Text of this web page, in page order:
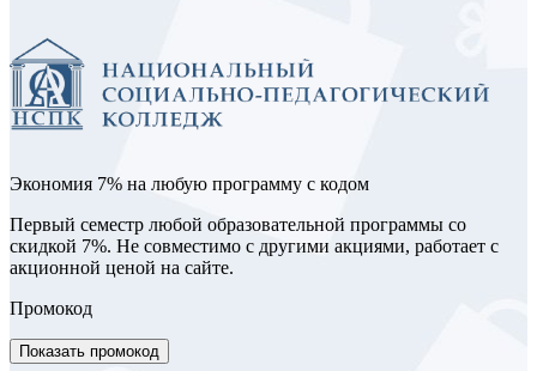
Экономия 7% на любую программу с кодом
Первый семестр любой образовательной программы со
скидкой 7%. Не совместимо с другими акциями, работает с
акционной ценой на сайте.
Промокод
Показать промокод